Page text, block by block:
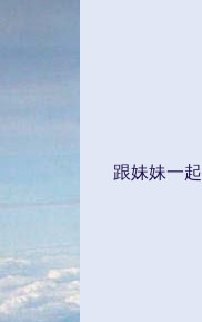
跟妹妹一